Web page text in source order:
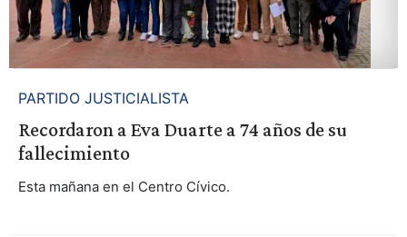
PARTIDO JUSTICIALISTA
Recordaron a Eva Duarte a 74 años de su
fallecimiento
Esta mañana en el Centro Cívico.